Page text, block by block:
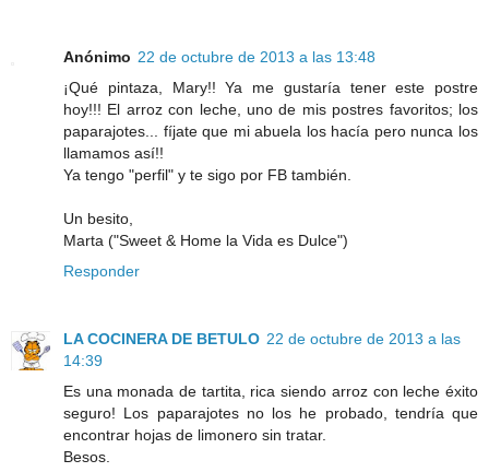
Anónimo 22 de octubre de 2013 a las 13:48
¡Qué pintaza, Mary!! Ya me gustaría tener este postre
hoy!!! El arroz con leche, uno de mis postres favoritos; los
paparajotes... fíjate que mi abuela los hacía pero nunca los
llamamos así!!
Ya tengo "perfil" y te sigo por FB también.
Un besito,
Marta ("Sweet & Home la Vida es Dulce")
Responder
LA COCINERA DE BETULO 22 de octubre de 2013 a las
14:39
Es una monada de tartita, rica siendo arroz con leche éxito
seguro! Los paparajotes no los he probado, tendría que
encontrar hojas de limonero sin tratar.
Besos.